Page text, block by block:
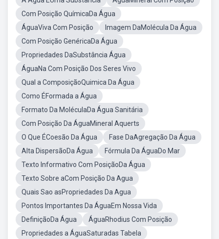
Com Posição QuímicaDa Água
ÁguaViva Com Posição
Imagem DaMolécula Da Água
Com Posição GenéricaDa Água
Propriedades DaSubstância Água
ÁguaNa Com Posição Dos Seres Vivo
Qual a ComposiçãoQuimica Da Água
Como ÉFormada a Água
Formato Da MoléculaDa Água Sanitária
Com Posição Da ÁguaMineral Aquerts
O Que ÉCoesão Da Água
Fase DaAgregação Da Água
Alta DispersãoDa Água
Fórmula Da ÁguaDo Mar
Texto Informativo Com PosiçãoDa Água
Texto Sobre aCom Posição Da Agua
Quais Sao asPropriedades Da Agua
Pontos Importantes Da ÁguaEm Nossa Vida
DefiniçãoDa Água
ÁguaRhodius Com Posição
Propriedades a ÁguaSaturadas Tabela